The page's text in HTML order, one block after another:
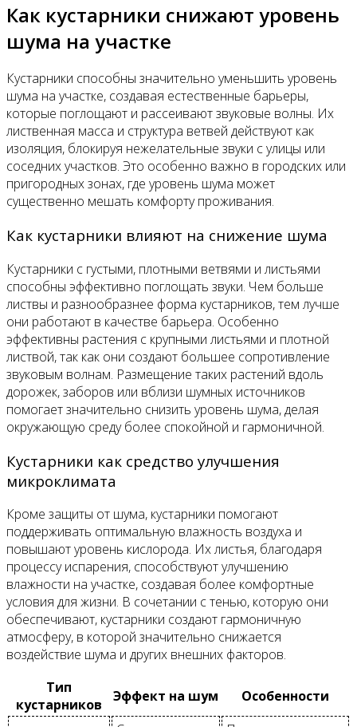
Как кустарники снижают уровень
шума на участке
Кустарники способны значительно уменьшить уровень
шума на участке, создавая естественные барьеры,
которые поглощают и рассеивают звуковые волны. Их
лиственная масса и структура ветвей действуют как
изоляция, блокируя нежелательные звуки с улицы или
соседних участков. Это особенно важно в городских или
пригородных зонах, где уровень шума может
существенно мешать комфорту проживания.
Как кустарники влияют на снижение шума
Кустарники с густыми, плотными ветвями и листьями
способны эффективно поглощать звуки. Чем больше
листвы и разнообразнее форма кустарников, тем лучше
они работают в качестве барьера. Особенно
эффективны растения с крупными листьями и плотной
листвой, так как они создают большее сопротивление
звуковым волнам. Размещение таких растений вдоль
дорожек, заборов или вблизи шумных источников
помогает значительно снизить уровень шума, делая
окружающую среду более спокойной и гармоничной.
Кустарники как средство улучшения
микроклимата
Кроме защиты от шума, кустарники помогают
поддерживать оптимальную влажность воздуха и
повышают уровень кислорода. Их листья, благодаря
процессу испарения, способствуют улучшению
влажности на участке, создавая более комфортные
условия для жизни. В сочетании с тенью, которую они
обеспечивают, кустарники создают гармоничную
атмосферу, в которой значительно снижается
воздействие шума и других внешних факторов.
Тип
кустарников
Эффект на шум
Особенности